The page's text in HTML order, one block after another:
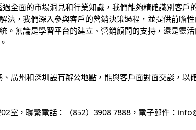
全面的市場洞見和行業知識，我們能夠精確識別客戶
決，我們深入參與客戶的營銷決策過程，並提供前瞻
。無論是學習平台的建立、營銷顧問的支持，還是靈
廣州和深圳設有辦公地點，能與客戶面對面交談，以
室，聯繫電話：（852）3908 7888，電子郵件：